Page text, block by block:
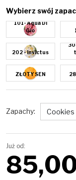
Wybierz swój
101- Aqua Di
Gio
202 - Invictus
ZŁOTY SEN
Zapachy:
Już od: